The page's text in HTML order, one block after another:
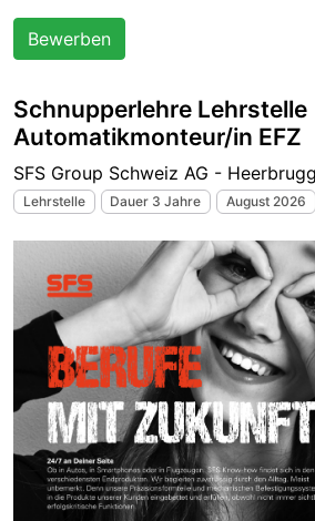
Bewerben
Schnupperlehre Lehrstelle
Automatikmonteur/in EFZ
SFS Group Schweiz AG - Heerbrugg
Lehrstelle Dauer 3 Jahre August 2026